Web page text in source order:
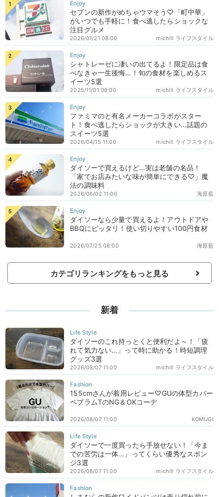
セブンの新作がめちゃウマそう♡「町中華」
がいつでも手軽に！食べ逃したらショックな
注目グルメ
michill ライフスタイル
2026/01/21 08:00
シャトレーゼに凄いの出てるよ！限定品は食
べなきゃ一生後悔…！旬の食材を楽しめるス
イーツ5選
michill ライフスタイル
2025/11/01 08:00
ファミマのと有名メーカーコラボがスター
ト！食べ逃したらショックが大きい…話題の
スイーツ5選
michill ライフスタイル
2026/04/15 11:00
ダイソーで買えるけど…実は老舗の名品！
「家でお店みたいな味が簡単にできる♡」魔
法の調味料
海原藍
2026/06/02 11:00
ダイソーなら少量で買えるよ！アウトドアや
BBQにピッタリ！使い切りやすい100円食材
海原藍
2026/07/25 08:00
カテゴリランキングをもっと見る
新着
ダイソーのこれ持っとくと便利だよ～！「疲
れて気力ない…」って時に助かる！時短調理
グッズ3選
michill ライフスタイル
2026/08/07 11:00
155cmさんが着用レビュー♡GUの体型カバー
ペプラムTのNG＆OKコーデ
KOMUGI
2026/08/07 11:00
ダイソーで一度買ったら手放せない！「今ま
での苦労は一体…」ってくらい優秀なスポン
ジ3選
michill ライフスタイル
2026/08/07 11:00